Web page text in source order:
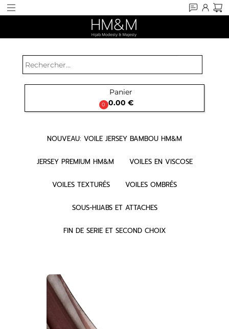
0
Panier
0.00 €
NOUVEAU: VOILE JERSEY BAMBOU HM&M
JERSEY PREMIUM HM&M VOILES EN VISCOSE
VOILES TEXTURÉS VOILES OMBRÉS
SOUS-HIJABS ET ATTACHES
FIN DE SERIE ET SECOND CHOIX